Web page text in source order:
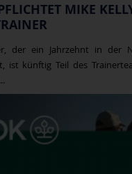
MIKE
der ein Jahrzehnt in der
ist künftig Teil des